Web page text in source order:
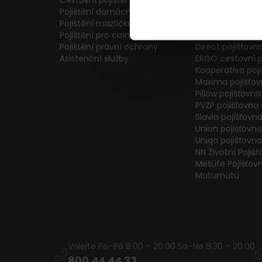
Pojištění domácnosti
Pojištění mazlíčků
Pojištění pro cizince
Pojištění právní ochrany
Asistenční služby
Direct
ERGO cestovní
Kooperativa
Maxima
Pillow pojišťovna
PVZP pojišťovna
Slavia pojišťovna
Union pojišťovna
Uniqa pojišťovna
NN Životní
MetLife
Mutumutu
Volejte Po–Pá 8:00 – 20:00 So–Ne 8:30 – 20:00